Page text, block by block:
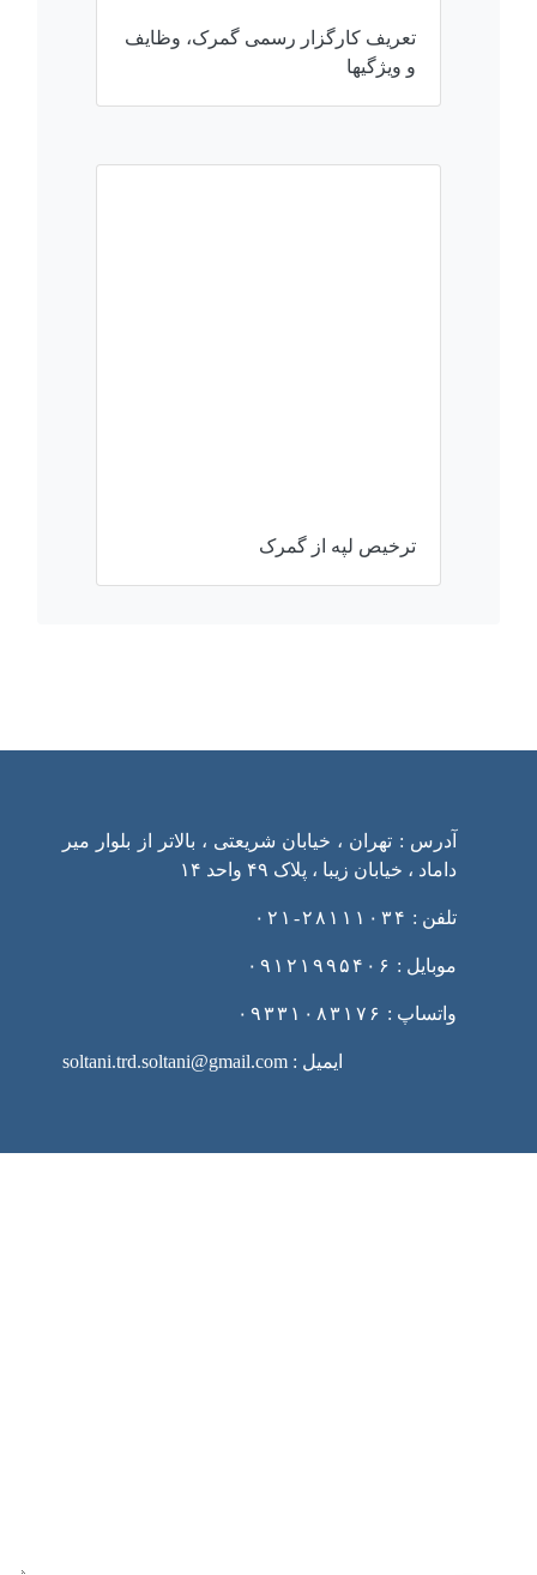
تعریف کارگزار رسمی گمرک، وظایف
و ویژگی­ها
ترخیص لپه از گمرک
آدرس : تهران ، خیابان شریعتی ، بالاتر از بلوار میر
داماد ، خیابان زیبا ، پلاک ۴۹ واحد ۱۴
تلفن : ۲۸۱۱۱۰۳۴-۰۲۱
موبایل : ۰۹۱۲۱۹۹۵۴۰۶
واتساپ : ۰۹۳۳۱۰۸۳۱۷۶
ایمیل : soltani.trd.soltani@gmail.com